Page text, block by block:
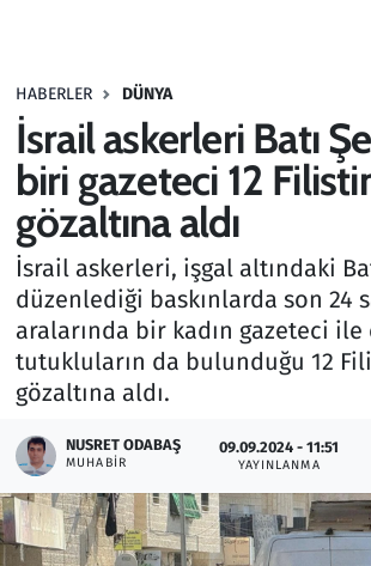
HABERLER DÜNYA
İsrail askerleri Batı
biri gazeteci 12
gözaltına aldı
İsrail askerleri, işgal altındaki
düzenlediği baskınlarda son 24
aralarında bir kadın gazeteci ile
tutukluların da bulunduğu 12
gözaltına aldı.
NUSRET ODABAŞ
MUHABIR
09.09.2024 - 11:51
YAYINLANMA
Haber
Kültür Sanat
Kurumsal Haberler
Lezzet Durağı
Memur ve Kamu
Otomobil
Oyun
Ramazan